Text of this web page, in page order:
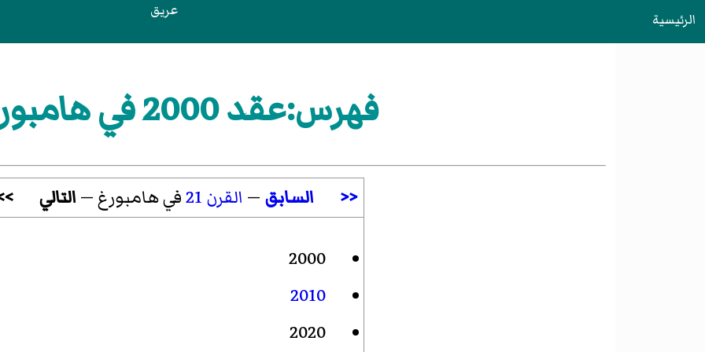
الرئيسية عريق
فهرس:عقد 2000 في هامبورغ
<< السابق — القرن 21 في هامبورغ — التالي
2000
2010
2020